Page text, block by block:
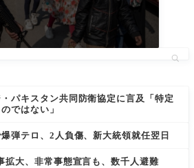
パキスタン共同防衛協定に言及「特定
ではない」
弾テロ、2人負傷、新大統領就任翌日
拡大、非常事態宣言も、数千人避難